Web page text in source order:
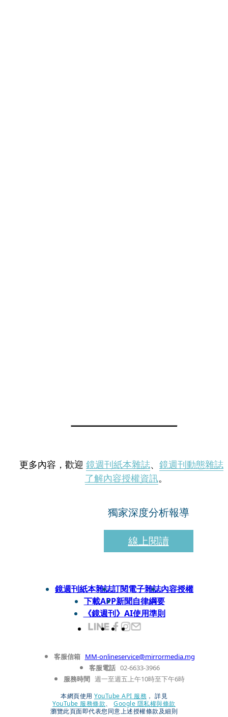
更多內容，歡迎 鏡週刊紙本雜誌、 鏡週刊動態雜誌
了解內容授權資訊。
獨家深度分析報導
線上閱讀
鏡週刊紙本雜誌訂閱電子雜誌內容授權
下載APP新聞自律綱要
《鏡週刊》AI使用準則
客服信箱 MM-onlineservice@mirrormedia.mg
客服電話 02-6633-3966
服務時間 週一至週五上午10時至下午6時
本網頁使用 YouTube API 服務 ， 詳見
YouTube 服務條款、
Google 隱私權與條款
瀏覽此頁面即代表您同意上述授權條款及細則